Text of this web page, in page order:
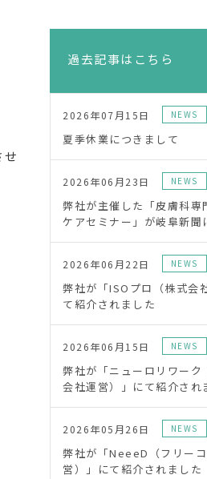
過去記事はこちら
2026年07月15日 NEWS
夏季休業につきまして
2026年06月23日 NEWS
弊社が主催した「皮膚科専
ケアセミナー」が岐阜新聞
2026年06月22日 NEWS
弊社が「ISOプロ（株式会
て紹介されました
2026年06月15日 NEWS
弊社が「ニューロリワーク
会社運営）」にて紹介され
2026年05月26日 NEWS
弊社が「NeeeD（フリー
営）」にて紹介されました